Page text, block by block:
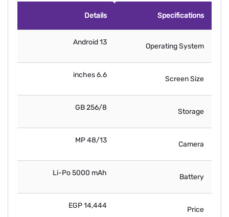
Specifications
Details
Operating System
Android 13
Screen Size
6.6 inches
Storage
256/8 GB
Camera
48/13 MP
Battery
Li-Po 5000 mAh
Price
14,444 EGP